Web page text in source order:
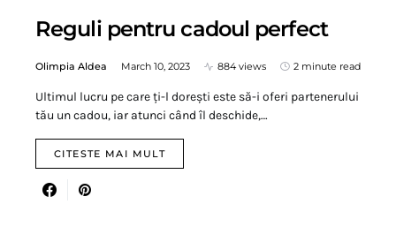
Reguli pentru cadoul perfect
Olimpia Aldea March 10, 2023 884 views 2 minute read
Ultimul lucru pe care ți-l dorești este să-i oferi partenerului
tău un cadou, iar atunci când îl deschide,…
CITESTE MAI MULT